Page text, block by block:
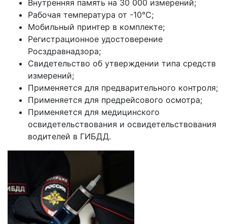
Внутренняя память на 30 000 измерений;
Рабочая температура от -10°С;
Мобильный принтер в комплекте;
Регистрационное удостоверение
Росздравнадзора;
Свидетельство об утверждении типа средств
измерений;
Применяется для предварительного контроля;
Применяется для предрейсового осмотра;
Применяется для медицинского
освидетельствования и освидетельствования
водителей в ГИБДД.